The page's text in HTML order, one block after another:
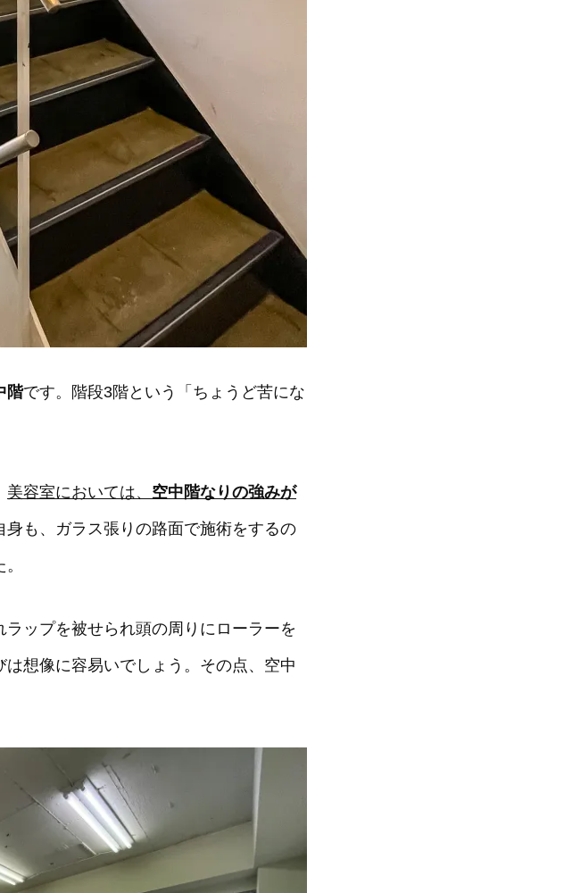
階です。階段3階という「ちょうど苦にな
美容室においては、 空中階なりの強みが
も、ガラス張りの路面で施術をするの
ップを被せられ頭の周りにローラーを
想像に容易いでしょう。その点、空中